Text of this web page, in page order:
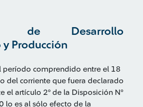
de Desarrollo
y Producción
período comprendido entre el 18
del corriente que fuera declarado
el artículo 2° de la Disposición N°
lo es al sólo efecto de la